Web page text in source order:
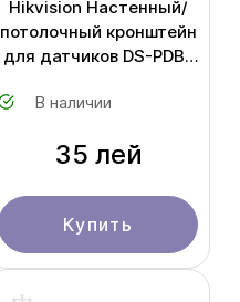
Hikvision Настенный/
потолочный кронштейн
для датчиков DS-PDB-
В наличии
35 лей
Купить